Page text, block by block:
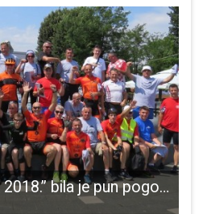
Biciklijada “Gospić 2018.” bila je pun pogodak!!!